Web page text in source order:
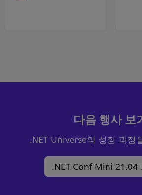
다음 행사 보
.NET Universe의 성장 과정
.NET Conf Mini 21.04